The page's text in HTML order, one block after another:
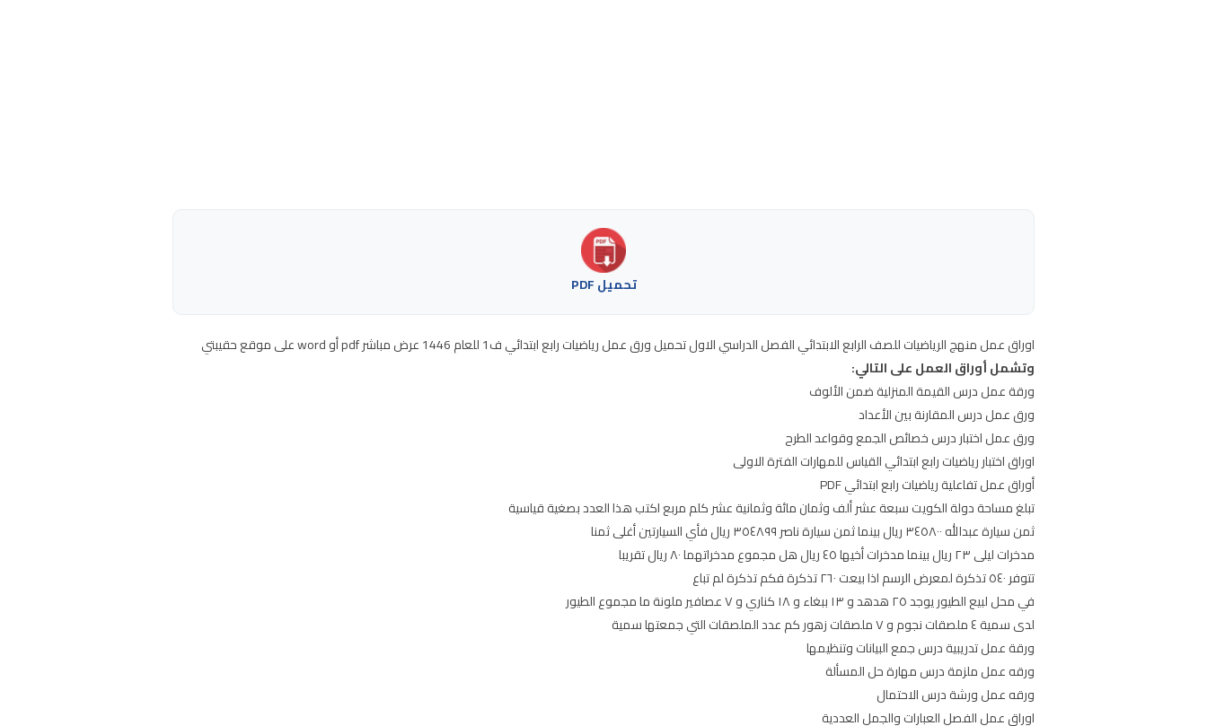
تحميل PDF
اوراق عمل منهج الرياضيات للصف الرابع الابتدائي الفصل الدراسي الاول تحميل ورق عمل رياضيات رابع ابتدائي ف1 للعام 1446 عرض مباشر pdf أو word على موقع حقيبتي
وتشمل أوراق العمل على التالي:
ورقة عمل درس القيمة المنزلية ضمن الألوف
ورق عمل درس المقارنة بين الأعداد
ورق عمل اختبار درس خصائص الجمع وقواعد الطرح
اوراق اختبار رياضيات رابع ابتدائي القياس للمهارات الفترة الاولى
أوراق عمل تفاعلية رياضيات رابع ابتدائي PDF
تبلغ مساحة دولة الكويت سبعة عشر ألف وثمان مائة وثمانية عشر كلم مربع اكتب هذا العدد بصغية قياسية
ثمن سيارة عبدالله ٣٤٥٨٠٠ ريال بينما ثمن سيارة ناصر ٣٥٤٨٩٩ ريال فأي السيارتين أغلى ثمنا
مدخرات ليلى ٢٣ ريال بينما مدخرات أخيها ٤٥ ريال هل مجموع مدخراتهما ٨٠ ريال تقريبا
تتوفر ٥٤٠ تذكرة لمعرض الرسم اذا بيعت ٢٦٠ تذكرة فكم تذكرة لم تباع
في محل لبيع الطيور يوجد ٢٥ هدهد و ١٣ ببغاء و ١٨ كناري و ٧ عصافير ملونة ما مجموع الطيور
لدى سمية ٤ ملصقات نجوم و ٧ ملصقات زهور كم عدد الملصقات التي جمعتها سمية
ورقة عمل تدريبية درس جمع البيانات وتنظيمها
ورقه عمل ملزمة درس مهارة حل المسألة
ورقه عمل ورشة درس الاحتمال
اوراق عمل الفصل العبارات والجمل العددية